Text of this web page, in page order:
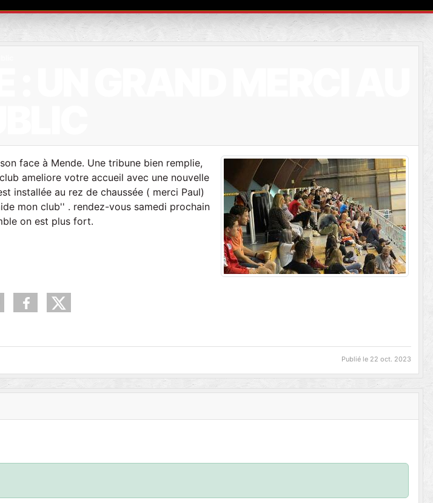
face à Mende. Une tribune bien remplie,
ameliore votre accueil avec une nouvelle
installée au rez de chaussée ( merci Paul)
mon club'' . rendez-vous samedi prochain
on est plus fort.
Publié le 22 oct. 2023